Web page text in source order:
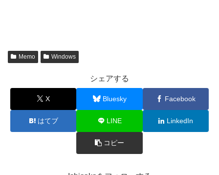
Memo Windows
シェアする
X Bluesky Facebook
はてブ LINE LinkedIn
コピー